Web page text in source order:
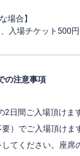
場合】
入場チケット500
の注意事項
日間ご入場頂けま
）でご入場頂けま
てください。座